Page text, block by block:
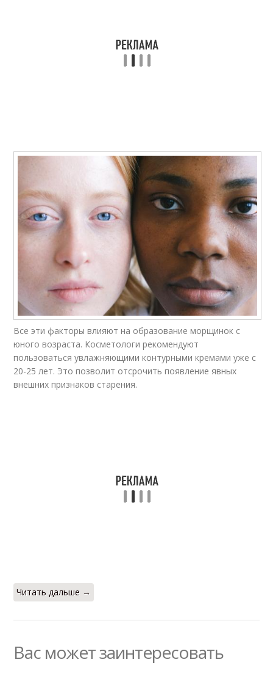
Все эти факторы влияют на образование морщинок с
юного возраста. Косметологи рекомендуют
пользоваться увлажняющими контурными кремами уже с
20-25 лет. Это позволит отсрочить появление явных
внешних признаков старения.
Читать дальше →
Вас может заинтересовать